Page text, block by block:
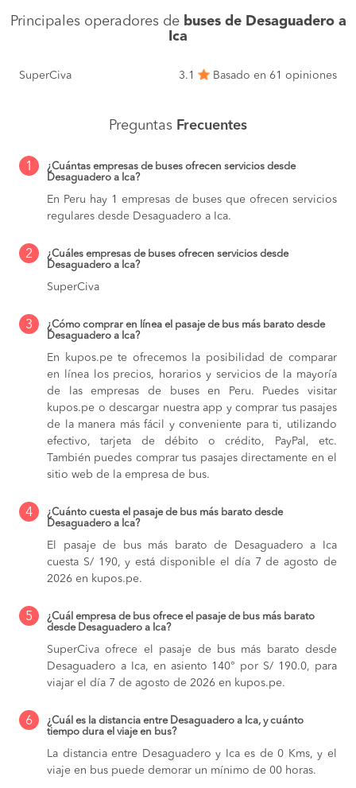
Principales operadores de buses de Desaguadero a
Ica
SuperCiva 3.1 Basado en 61 opiniones
Preguntas Frecuentes
1
¿Cuántas empresas de buses ofrecen servicios desde
Desaguadero a Ica?
En Peru hay 1 empresas de buses que ofrecen servicios
regulares desde Desaguadero a Ica.
2
¿Cuáles empresas de buses ofrecen servicios desde
Desaguadero a Ica?
SuperCiva
3
¿Cómo comprar en línea el pasaje de bus más barato desde
Desaguadero a Ica?
En kupos.pe te ofrecemos la posibilidad de comparar
en línea los precios, horarios y servicios de la mayoría
de las empresas de buses en Peru. Puedes visitar
kupos.pe o descargar nuestra app y comprar tus pasajes
de la manera más fácil y conveniente para ti, utilizando
efectivo, tarjeta de débito o crédito, PayPal, etc.
También puedes comprar tus pasajes directamente en el
sitio web de la empresa de bus.
4
¿Cuánto cuesta el pasaje de bus más barato desde
Desaguadero a Ica?
El pasaje de bus más barato de Desaguadero a Ica
cuesta S/ 190, y está disponible el día 7 de agosto de
2026 en kupos.pe.
5
¿Cuál empresa de bus ofrece el pasaje de bus más barato
desde Desaguadero a Ica?
SuperCiva ofrece el pasaje de bus más barato desde
Desaguadero a Ica, en asiento 140° por S/ 190.0, para
viajar el día 7 de agosto de 2026 en kupos.pe.
6
¿Cuál es la distancia entre Desaguadero a Ica, y cuánto
tiempo dura el viaje en bus?
La distancia entre Desaguadero y Ica es de 0 Kms, y el
viaje en bus puede demorar un mínimo de 00 horas.